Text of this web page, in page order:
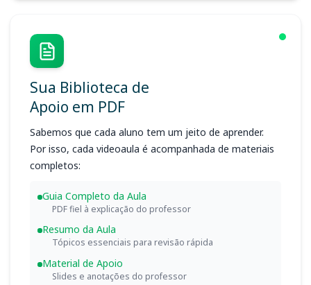
Sua Biblioteca de
Apoio em PDF
Sabemos que cada aluno tem um jeito de aprender.
Por isso, cada videoaula é acompanhada de materiais
completos:
Guia Completo da Aula
PDF fiel à explicação do professor
Resumo da Aula
Tópicos essenciais para revisão rápida
Material de Apoio
Slides e anotações do professor